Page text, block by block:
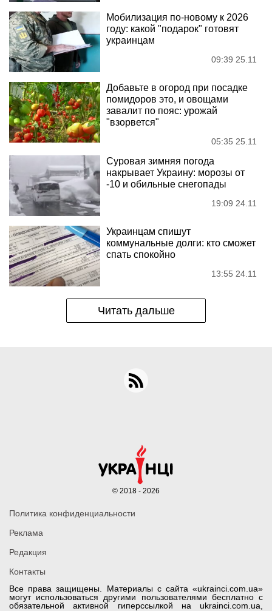
Мобилизация по-новому к 2026
году: какой "подарок" готовят
украинцам
09:39 25.11
Добавьте в огород при посадке
помидоров это, и овощами
завалит по пояс: урожай
"взорвется"
05:35 25.11
Суровая зимняя погода
накрывает Украину: морозы от
-10 и обильные снегопады
19:09 24.11
Украинцам спишут
коммунальные долги: кто сможет
спать спокойно
13:55 24.11
Читать дальше
Все права защищены. Материалы с сайта «ukrainci.com.ua»
могут использоваться другими пользователями бесплатно с
обязательной активной гиперссылкой на ukrainci.com.ua,
Политика конфиденциальности
Реклама
Редакция
Контакты
© 2018 - 2026